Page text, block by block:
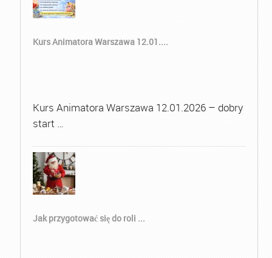
Kurs Animatora Warszawa 12.01....
Kurs Animatora Warszawa 12.01.2026 – dobry
start …
Jak przygotować się do roli ...